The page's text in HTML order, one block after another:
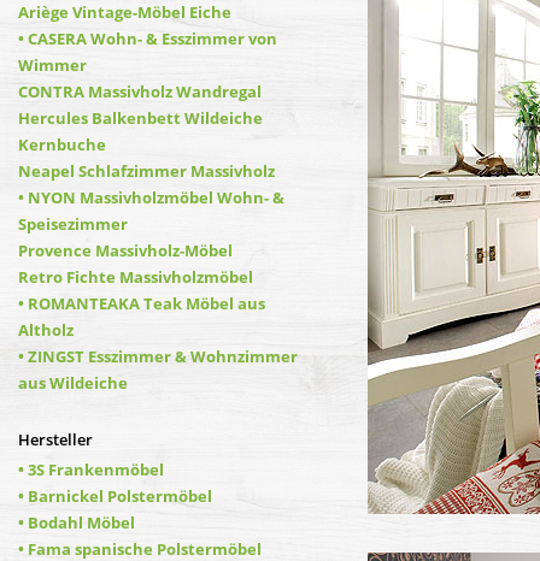
Ariège Vintage-Möbel Eiche
• CASERA Wohn- & Esszimmer von
Wimmer
CONTRA Massivholz Wandregal
Hercules Balkenbett Wildeiche
Kernbuche
Neapel Schlafzimmer Massivholz
• NYON Massivholzmöbel Wohn- &
Speisezimmer
Provence Massivholz-Möbel
Retro Fichte Massivholzmöbel
• ROMANTEAKA Teak Möbel aus
Altholz
• ZINGST Esszimmer & Wohnzimmer
aus Wildeiche
Hersteller
• 3S Frankenmöbel
• Barnickel Polstermöbel
• Bodahl Möbel
• Fama spanische Polstermöbel